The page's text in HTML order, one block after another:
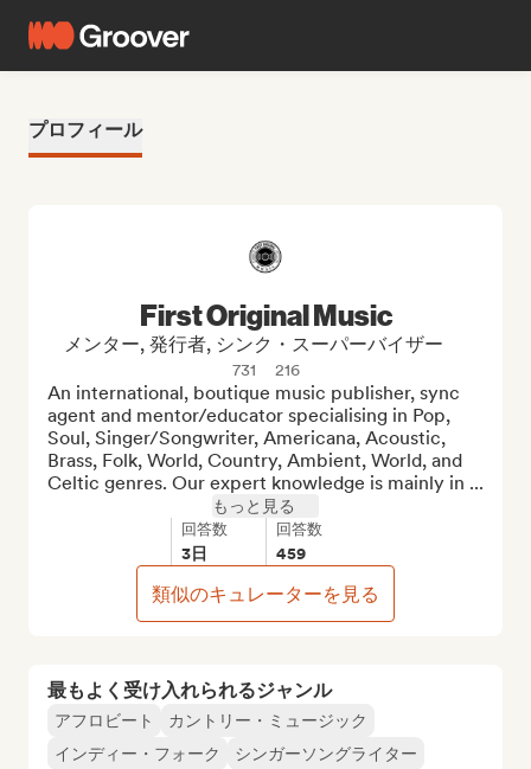
プロフィール
最もよく受け入れられるジャンル
アフロビート
カントリー・ミュージック
インディー・フォーク
シンガーソングライター
First Original Music
メンター, 発行者, シンク・スーパーバイザー
731 216
An international, boutique music publisher, sync
agent and mentor/educator specialising in Pop,
Soul, Singer/Songwriter, Americana, Acoustic,
Brass, Folk, World, Country, Ambient, World, and
Celtic genres. Our expert knowledge is mainly in ...
もっと見る
回答数
3日
回答数
459
類似のキュレーターを見る